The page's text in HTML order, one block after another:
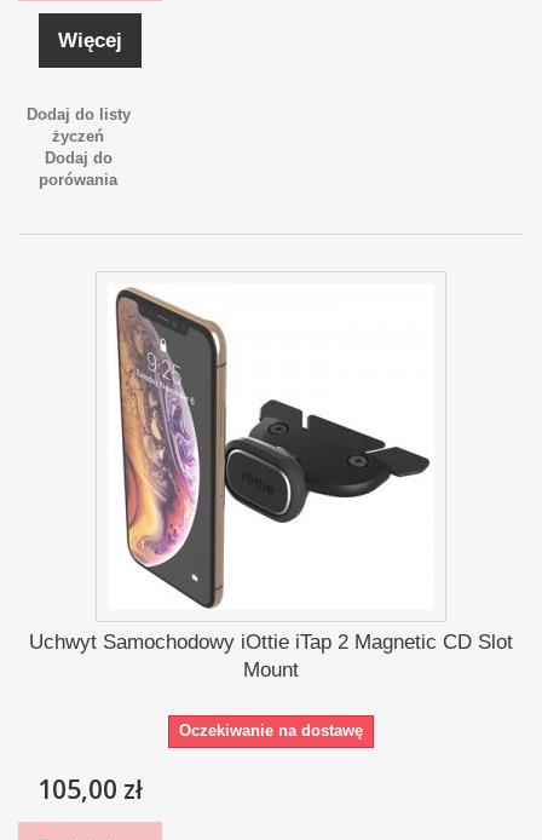
Więcej
Dodaj do listy
życzeń
Dodaj do
porówania
Uchwyt Samochodowy iOttie iTap 2 Magnetic CD Slot
Mount
Oczekiwanie na dostawę
105,00 zł